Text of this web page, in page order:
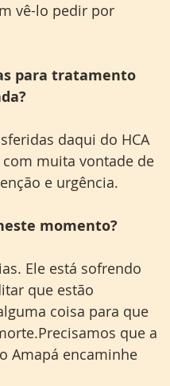
vê-lo pedir por
para tratamento
daqui do HCA
com muita vontade de
e urgência.
momento?
Ele está sofrendo
que estão
coisa para que
que a
Amapá encaminhe